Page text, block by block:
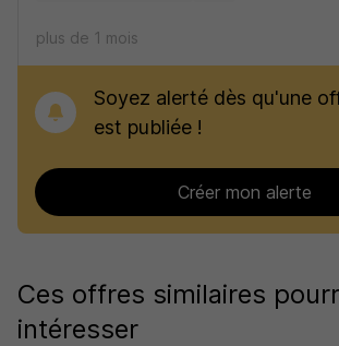
plus de 1 mois
Soyez alerté dès qu'une
est publiée !
Créer mon alerte
Ces offres similaires
intéresser